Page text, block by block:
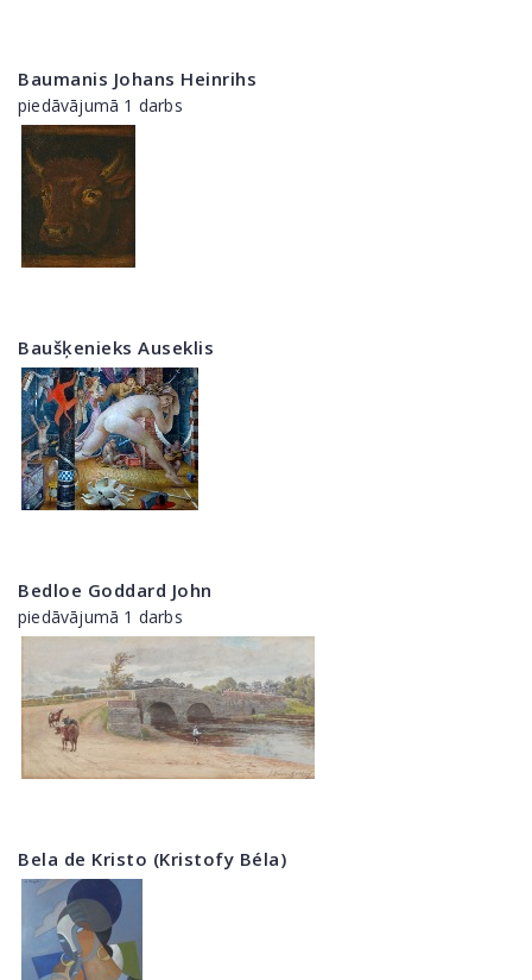
Baumanis Johans Heinrihs
piedāvājumā 1 darbs
Baušķenieks Auseklis
Bedloe Goddard John
piedāvājumā 1 darbs
Bela de Kristo (Kristofy Béla)